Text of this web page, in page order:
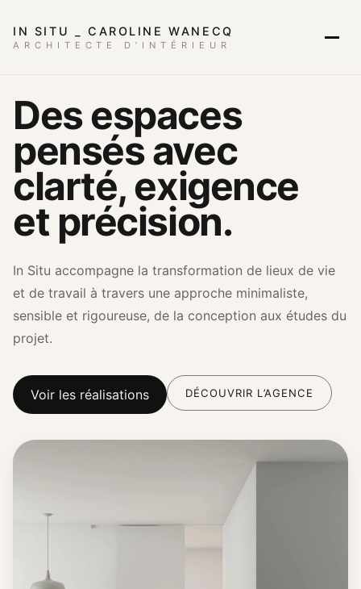
IN SITU _ CAROLINE WANECQ
ARCHITECTE D’INTÉRIEUR
Des espaces
pensés avec
clarté, exigence
et précision.
In Situ accompagne la transformation de lieux de vie
et de travail à travers une approche minimaliste,
sensible et rigoureuse, de la conception aux études du
projet.
Voir les réalisations DÉCOUVRIR L’AGENCE